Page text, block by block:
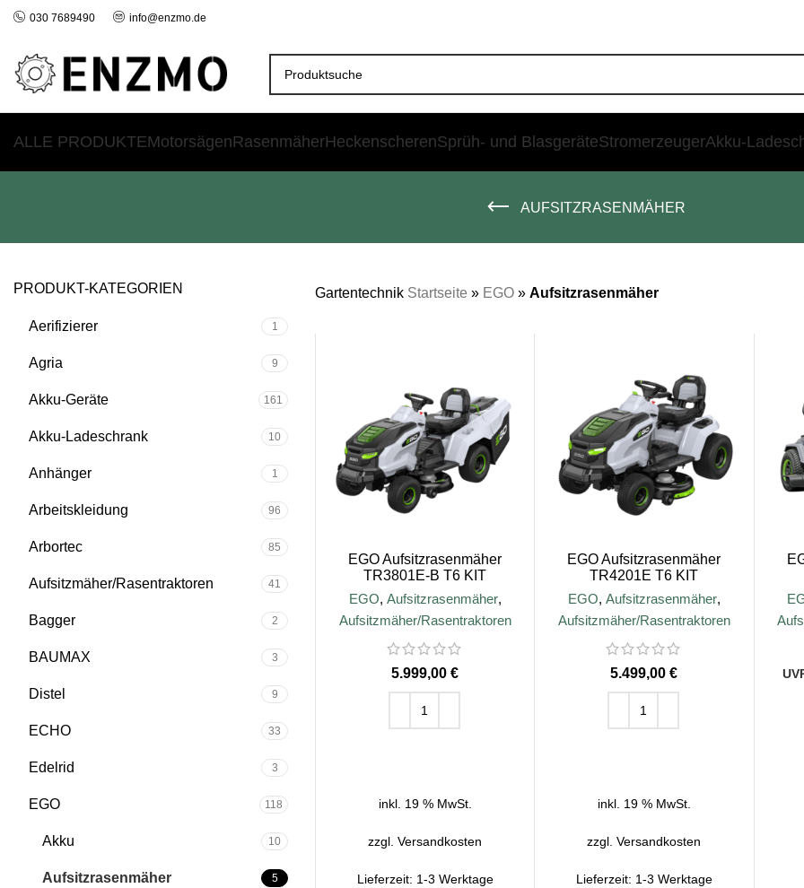
030 7689490 info@enzmo.de
ALLE PRODUKTEMotorsägenRasenmäherHeckenscherenSprüh- und BlasgeräteStromerzeugerAkku-
AUFSITZRASENMÄHER
PRODUKT-KATEGORIEN
Aerifizierer 1
Agria 9
Akku-Geräte 161
Akku-Ladeschrank 10
Anhänger 1
Arbeitskleidung 96
Arbortec 85
Aufsitzmäher/Rasentraktoren 41
Bagger 2
BAUMAX 3
Distel 9
ECHO 33
Edelrid 3
EGO 118
Akku 10
Aufsitzrasenmäher 5
Gartentechnik Startseite » EGO » Aufsitzrasenmäher
EGO Aufsitzrasenmäher
TR3801E-B T6 KIT
EGO, Aufsitzrasenmäher,
Aufsitzmäher/Rasentraktoren
€
inkl. 19 % MwSt.
zzgl.Versandkosten
Lieferzeit: 1-3 Werktage
EGO Aufsitzrasenmäher
TR4201E T6 KIT
EGO, Aufsitzrasenmäher,
Aufsitzmäher/Rasentraktoren
€
inkl. 19 % MwSt.
zzgl.Versandkosten
Lieferzeit: 1-3 Werktage